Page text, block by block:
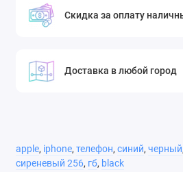
Скидка за оплату
Доставка в любой город
apple, iphone, телефон, синий, черный,
сиреневый 256, гб, black